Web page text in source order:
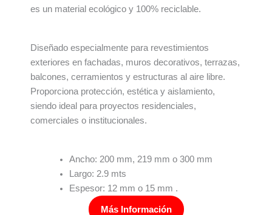
es un material ecológico y 100% reciclable.
Diseñado especialmente para revestimientos
exteriores en fachadas, muros decorativos, terrazas,
balcones, cerramientos y estructuras al aire libre.
Proporciona protección, estética y aislamiento,
siendo ideal para proyectos residenciales,
comerciales o institucionales.
Ancho: 200 mm, 219 mm o 300 mm
Largo: 2.9 mts
Espesor: 12 mm o 15 mm .
Más Información